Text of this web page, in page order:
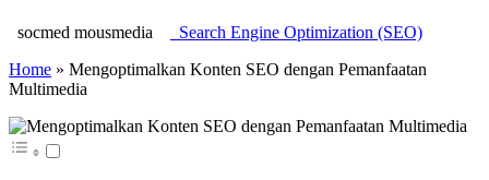
socmed mousmedia
Search Engine Optimization (SEO)
Home » Mengoptimalkan Konten SEO dengan Pemanfaatan
Multimedia